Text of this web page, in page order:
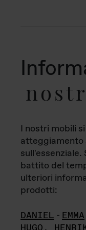
I nostri mobili
atteggiamento
battito del
ulteriori
prodotti:
DANIEL - EMMA
HUGO,